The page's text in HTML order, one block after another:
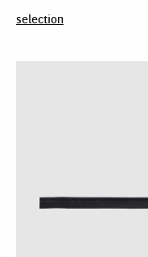
selection